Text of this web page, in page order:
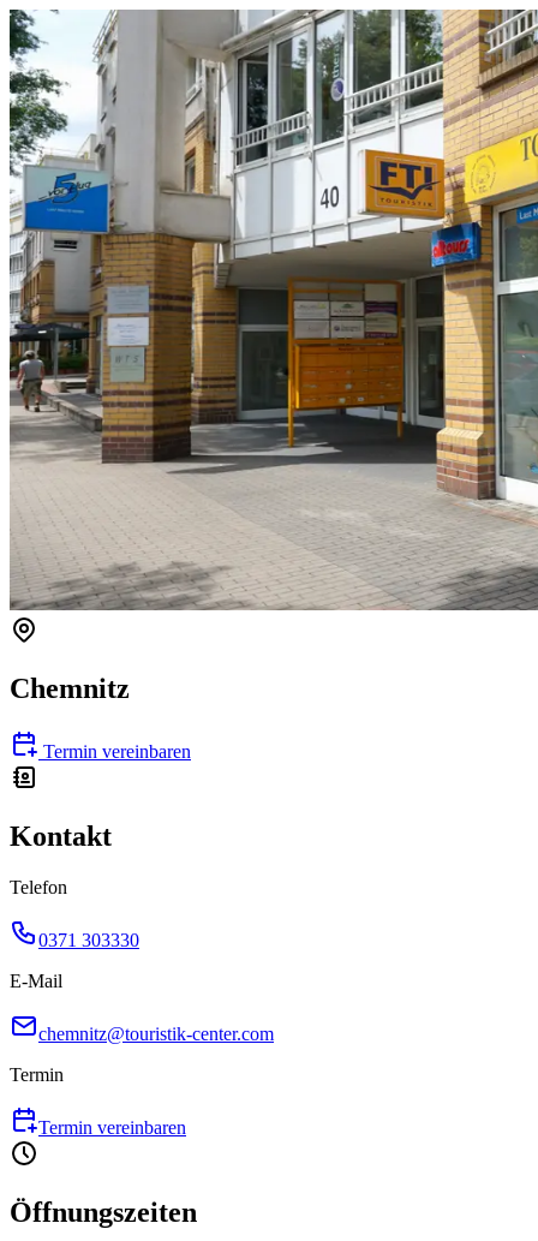
Chemnitz
Termin vereinbaren
Kontakt
Telefon
0371 303330
E-Mail
chemnitz@touristik-center.com
Termin
Termin vereinbaren
Öffnungszeiten